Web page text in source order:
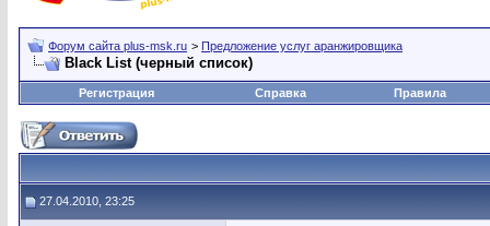
Форум сайта plus-msk.ru > Предложение услуг аранжировщика
Black List (черный список)
Регистрация Справка Правила
27.04.2010, 23:25